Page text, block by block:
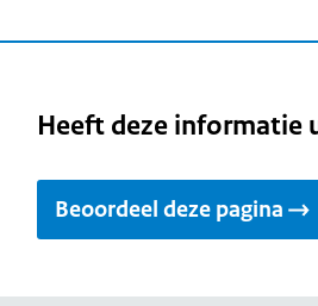
Heeft deze informatie
Beoordeel deze pagina